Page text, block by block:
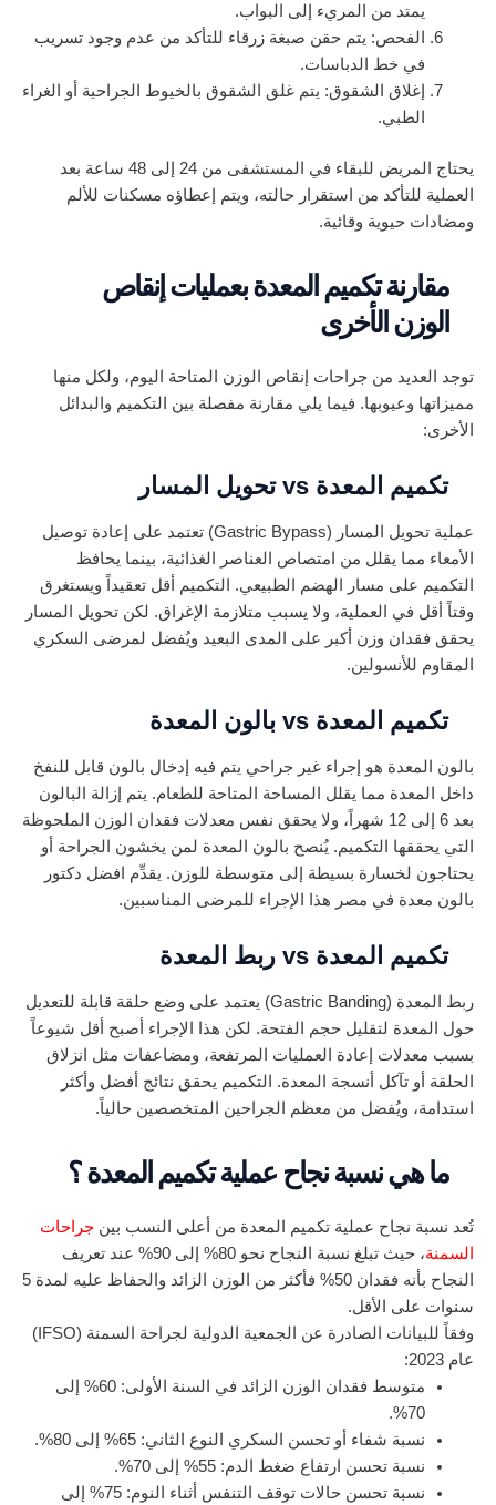
يمتد من المريء إلى البواب.
الفحص: يتم حقن صبغة زرقاء للتأكد من عدم وجود تسريب
في خط الدباسات.
إغلاق الشقوق: يتم غلق الشقوق بالخيوط الجراحية أو الغراء
الطبي.
يحتاج المريض للبقاء في المستشفى من 24 إلى 48 ساعة بعد
العملية للتأكد من استقرار حالته، ويتم إعطاؤه مسكنات للألم
ومضادات حيوية وقائية.
مقارنة تكميم المعدة بعمليات إنقاص
الوزن الأخرى
توجد العديد من جراحات إنقاص الوزن المتاحة اليوم، ولكل منها
مميزاتها وعيوبها. فيما يلي مقارنة مفصلة بين التكميم والبدائل
الأخرى:
تكميم المعدة vs تحويل المسار
عملية تحويل المسار (Gastric Bypass) تعتمد على إعادة توصيل
الأمعاء مما يقلل من امتصاص العناصر الغذائية، بينما يحافظ
التكميم على مسار الهضم الطبيعي. التكميم أقل تعقيداً ويستغرق
وقتاً أقل في العملية، ولا يسبب متلازمة الإغراق. لكن تحويل المسار
يحقق فقدان وزن أكبر على المدى البعيد ويُفضل لمرضى السكري
المقاوم للأنسولين.
تكميم المعدة vs بالون المعدة
بالون المعدة هو إجراء غير جراحي يتم فيه إدخال بالون قابل للنفخ
داخل المعدة مما يقلل المساحة المتاحة للطعام. يتم إزالة البالون
بعد 6 إلى 12 شهراً، ولا يحقق نفس معدلات فقدان الوزن الملحوظة
التي يحققها التكميم. يُنصح بالون المعدة لمن يخشون الجراحة أو
يحتاجون لخسارة بسيطة إلى متوسطة للوزن. يقدِّم افضل دكتور
بالون معدة في مصر هذا الإجراء للمرضى المناسبين.
تكميم المعدة vs ربط المعدة
ربط المعدة (Gastric Banding) يعتمد على وضع حلقة قابلة للتعديل
حول المعدة لتقليل حجم الفتحة. لكن هذا الإجراء أصبح أقل شيوعاً
بسبب معدلات إعادة العمليات المرتفعة، ومضاعفات مثل انزلاق
الحلقة أو تآكل أنسجة المعدة. التكميم يحقق نتائج أفضل وأكثر
استدامة، ويُفضل من معظم الجراحين المتخصصين حالياً.
ما هي نسبة نجاح عملية تكميم المعدة ؟
تُعد نسبة نجاح عملية تكميم المعدة من أعلى النسب بين جراحات
السمنة
، حيث تبلغ نسبة النجاح نحو 80% إلى 90% عند تعريف
النجاح بأنه فقدان 50% فأكثر من الوزن الزائد والحفاظ عليه لمدة 5
سنوات على الأقل.
وفقاً للبيانات الصادرة عن الجمعية الدولية لجراحة السمنة (IFSO)
عام 2023:
متوسط فقدان الوزن الزائد في السنة الأولى: 60% إلى
70%.
نسبة شفاء أو تحسن السكري النوع الثاني: 65% إلى 80%.
نسبة تحسن ارتفاع ضغط الدم: 55% إلى 70%.
نسبة تحسن حالات توقف التنفس أثناء النوم: 75% إلى